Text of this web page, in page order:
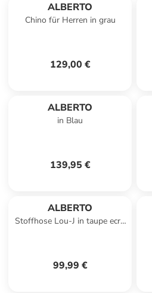
ALBERTO
Chino für Herren in grau
129,00 €
ALBERTO
in Blau
139,95 €
ALBERTO
Stoffhose Lou-J in taupe ecru
99,99 €